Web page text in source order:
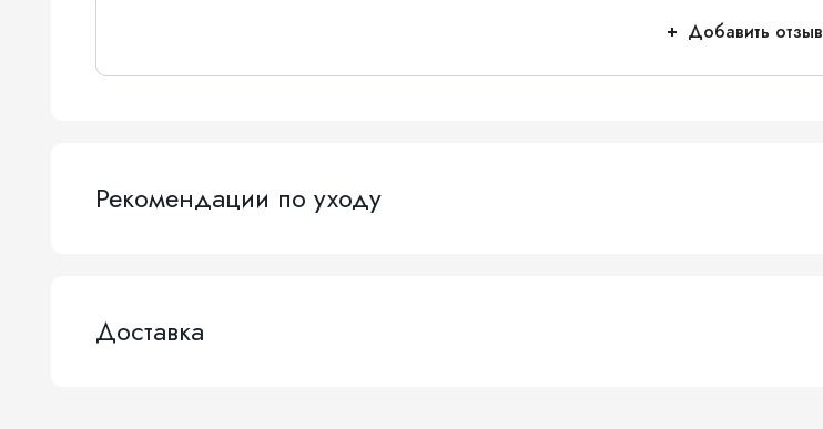
Добавить отзыв
Рекомендации по уходу
Доставка